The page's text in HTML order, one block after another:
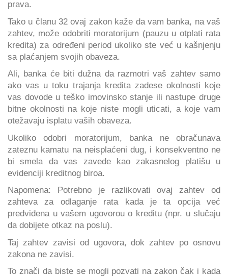
prava.
Tako u članu 32 ovaj zakon kaže da vam banka, na vaš
zahtev, može odobriti moratorijum (pauzu u otplati rata
kredita) za određeni period ukoliko ste već u kašnjenju
sa plaćanjem svojih obaveza.
Ali, banka će biti dužna da razmotri vaš zahtev samo
ako vas u toku trajanja kredita zadese okolnosti koje
vas dovode u teško imovinsko stanje ili nastupe druge
bitne okolnosti na koje niste mogli uticati, a koje vam
otežavaju isplatu vaših obaveza.
Ukoliko odobri moratorijum, banka ne obračunava
zateznu kamatu na neisplaćeni dug, i konsekventno ne
bi smela da vas zavede kao zakasnelog platišu u
evidenciji kreditnog biroa.
Napomena: Potrebno je razlikovati ovaj zahtev od
zahteva za odlaganje rata kada je ta opcija već
predviđena u vašem ugovorou o kreditu (npr. u slučaju
da dobijete otkaz na poslu).
Taj zahtev zavisi od ugovora, dok zahtev po osnovu
zakona ne zavisi.
To znači da biste se mogli pozvati na zakon čak i kada